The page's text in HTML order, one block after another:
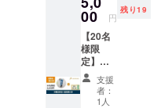
へイン
ストー
ルして
いただ
く必要
がござ
いま
す。
プラ
ン」の
価格か
ら更に
5000円
割引
で、先
行販売
00 円
残り19
【20名
様限
定】体
験会参
加＋優
先購入
支援
者：
1人